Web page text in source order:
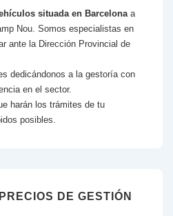
situada en Barcelona a
Nou. Somos especialistas en
ante la Dirección Provincial de
dedicándonos a la gestoría con
en el sector.
harán los trámites de tu
posibles.
DE GESTIÓN